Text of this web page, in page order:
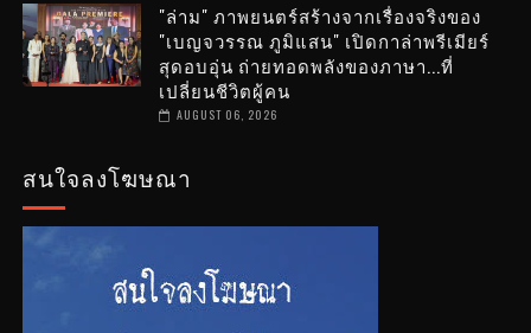
"ล่าม" ภาพยนตร์สร้างจากเรื่องจริงของ
"เบญจวรรณ ภูมิแสน" เปิดกาล่าพรีเมียร์
สุดอบอุ่น ถ่ายทอดพลังของภาษา...ที่
เปลี่ยนชีวิตผู้คน
AUGUST 06, 2026
สนใจลงโฆษณา